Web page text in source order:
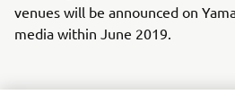
venues will be announced on
media within June 2019.